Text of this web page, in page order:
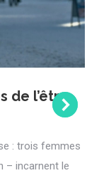
de l’être
: trois femmes
– incarnent le